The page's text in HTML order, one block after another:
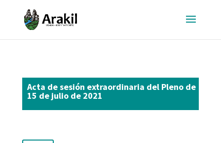
Acta de sesión extraordinaria del Pleno de
15 de julio de 2021